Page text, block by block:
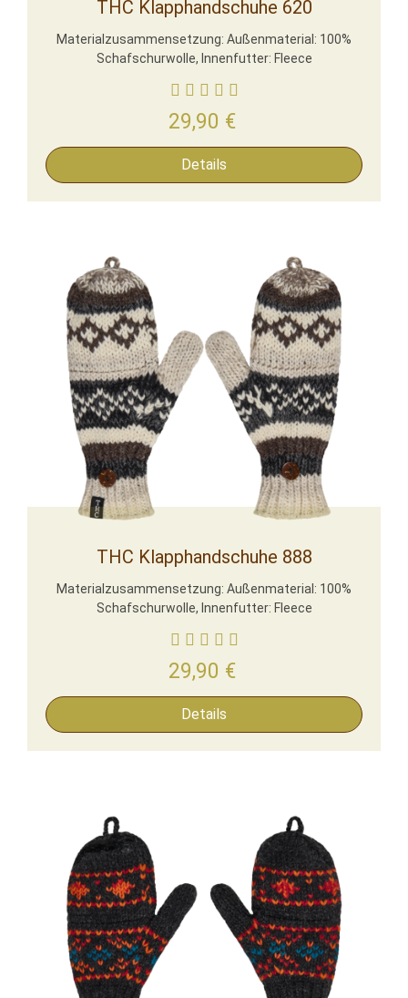
THC Klapphandschuhe 620
Materialzusammensetzung: Außenmaterial: 100%
Schafschurwolle, Innenfutter: Fleece
29,90 €
Details
THC Klapphandschuhe 888
Materialzusammensetzung: Außenmaterial: 100%
Schafschurwolle, Innenfutter: Fleece
29,90 €
Details